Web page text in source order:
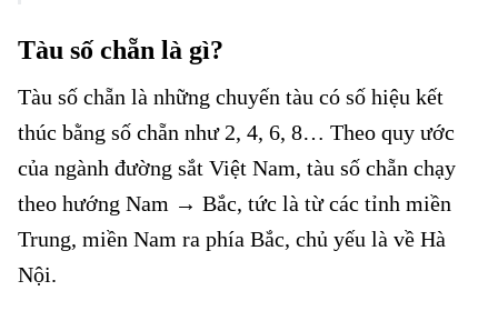
Tàu số chẵn là gì?
Tàu số chẵn là những chuyến tàu có số hiệu kết
thúc bằng số chẵn như 2, 4, 6, 8… Theo quy ước
của ngành đường sắt Việt Nam, tàu số chẵn chạy
theo hướng Nam → Bắc, tức là từ các tỉnh miền
Trung, miền Nam ra phía Bắc, chủ yếu là về Hà
Nội.